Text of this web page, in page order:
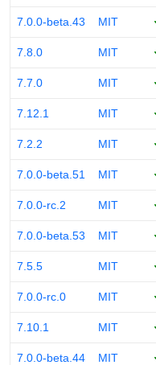
7.0.0-beta.43 MIT
7.8.0 MIT
7.7.0 MIT
7.12.1 MIT
7.2.2 MIT
7.0.0-beta.51 MIT
7.0.0-rc.2 MIT
7.0.0-beta.53 MIT
7.5.5 MIT
7.0.0-rc.0 MIT
7.10.1 MIT
7.0.0-beta.44 MIT